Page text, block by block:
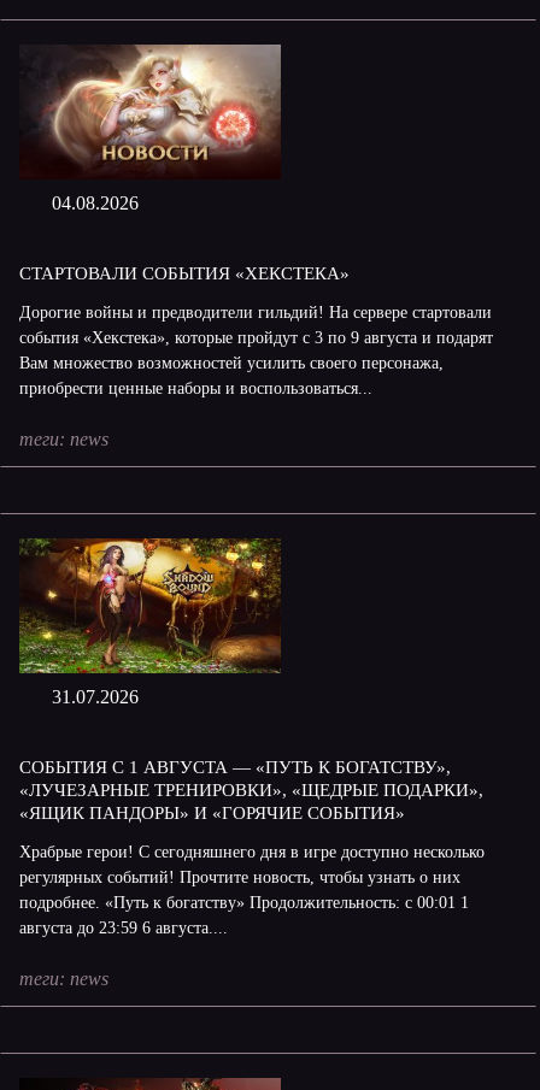
04.08.2026
СТАРТОВАЛИ СОБЫТИЯ «ХЕКСТЕКА»
Дорогие войны и предводители гильдий! На сервере cтартовали
события «Хекстека», которые пройдут с 3 по 9 августа и подарят
Вам множество возможностей усилить своего персонажа,
приобрести ценные наборы и воспользоваться...
теги: news
31.07.2026
СОБЫТИЯ С 1 АВГУСТА — «ПУТЬ К БОГАТСТВУ»,
«ЛУЧЕЗАРНЫЕ ТРЕНИРОВКИ», «ЩЕДРЫЕ ПОДАРКИ»,
«ЯЩИК ПАНДОРЫ» И «ГОРЯЧИЕ СОБЫТИЯ»
Храбрые герои! С сегодняшнего дня в игре доступно несколько
регулярных событий! Прочтите новость, чтобы узнать о них
подробнее. «Путь к богатству» Продолжительность: с 00:01 1
августа до 23:59 6 августа....
теги: news